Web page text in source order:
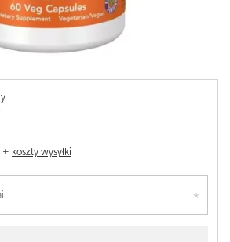
+ koszty wysyłki